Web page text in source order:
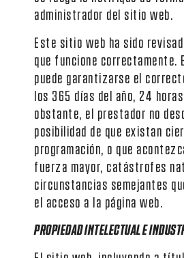
administrador del sitio web.
Este sitio web ha sido
que funcione correctamente.
puede garantizarse el
los 365 días del año, 24
obstante, el prestador no
posibilidad de que existan
programación, o que
fuerza mayor, catástrofes
circunstancias semejantes
el acceso a la página web.
PROPIEDAD INTELECTUAL E